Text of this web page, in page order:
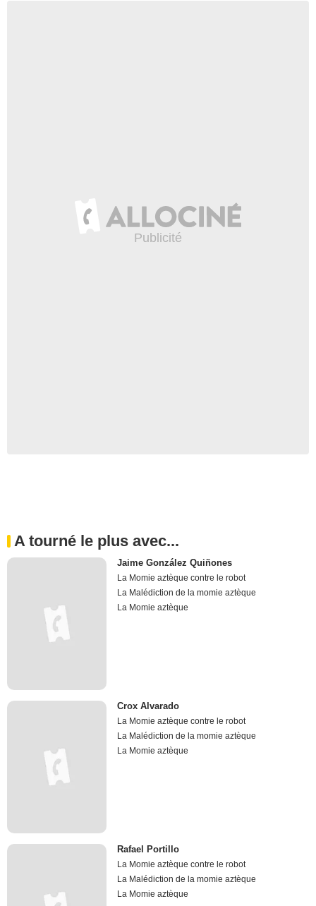
A tourné le plus avec...
Jaime González Quiñones
La Momie aztèque contre le robot
La Malédiction de la momie aztèque
La Momie aztèque
Crox Alvarado
La Momie aztèque contre le robot
La Malédiction de la momie aztèque
La Momie aztèque
Rafael Portillo
La Momie aztèque contre le robot
La Malédiction de la momie aztèque
La Momie aztèque